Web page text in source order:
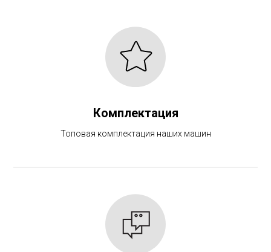
Комплектация
Топовая комплектация наших машин